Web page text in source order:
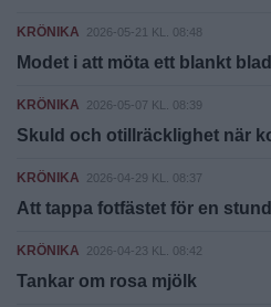
KRÖNIKA 2026-05-21 KL. 08:48
Modet i att möta ett blankt blad
KRÖNIKA 2026-05-07 KL. 08:39
Skuld och otillräcklighet när
KRÖNIKA 2026-04-29 KL. 08:37
Att tappa fotfästet för en stund
KRÖNIKA 2026-04-23 KL. 08:42
Tankar om rosa mjölk